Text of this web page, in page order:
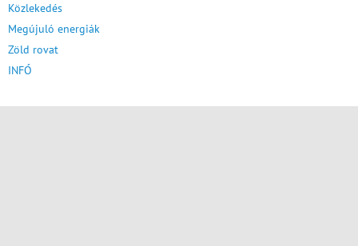
Közlekedés
Megújuló energiák
Zöld rovat
INFÓ